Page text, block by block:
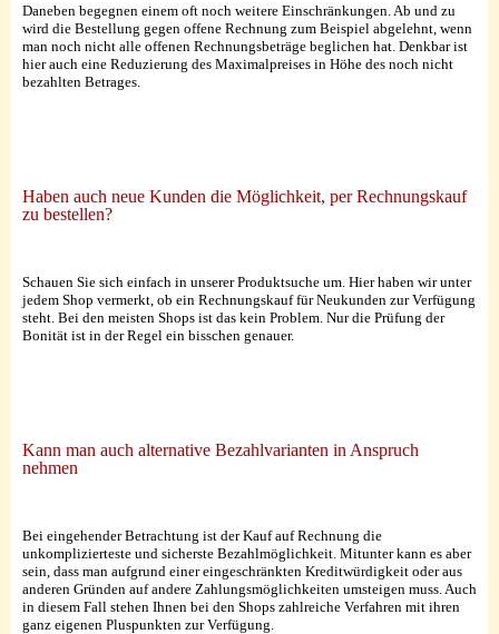
Daneben begegnen einem oft noch weitere Einschränkungen. Ab und zu
wird die Bestellung gegen offene Rechnung zum Beispiel abgelehnt, wenn
man noch nicht alle offenen Rechnungsbeträge beglichen hat. Denkbar ist
hier auch eine Reduzierung des Maximalpreises in Höhe des noch nicht
bezahlten Betrages.
Haben auch neue Kunden die Möglichkeit, per Rechnungskauf
zu bestellen?
Schauen Sie sich einfach in unserer Produktsuche um. Hier haben wir unter
jedem Shop vermerkt, ob ein Rechnungskauf für Neukunden zur Verfügung
steht. Bei den meisten Shops ist das kein Problem. Nur die Prüfung der
Bonität ist in der Regel ein bisschen genauer.
Kann man auch alternative Bezahlvarianten in Anspruch
nehmen
Bei eingehender Betrachtung ist der Kauf auf Rechnung die
unkomplizierteste und sicherste Bezahlmöglichkeit. Mitunter kann es aber
sein, dass man aufgrund einer eingeschränkten Kreditwürdigkeit oder aus
anderen Gründen auf andere Zahlungsmöglichkeiten umsteigen muss. Auch
in diesem Fall stehen Ihnen bei den Shops zahlreiche Verfahren mit ihren
ganz eigenen Pluspunkten zur Verfügung.